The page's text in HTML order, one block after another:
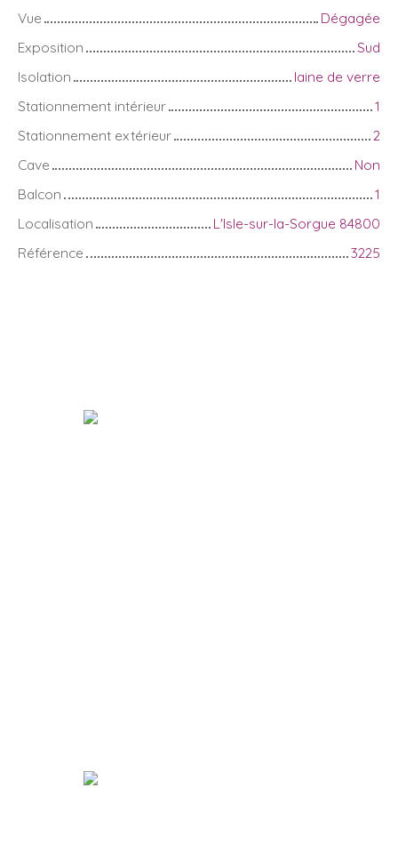
Vue
Dégagée
Exposition
Sud
Isolation
laine de verre
Stationnement intérieur
1
Stationnement extérieur
2
Cave
Non
Balcon
1
Localisation
L'Isle-sur-la-Sorgue 84800
Référence
3225